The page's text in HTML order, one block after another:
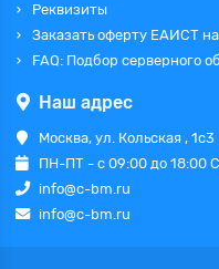
Реквизиты
Заказать оферту ЕАИСТ
FAQ: Подбор серверного
Наш адрес
Москва, ул. Кольская , 1с3
ПН-ПТ - с 09:00 до 18:00
info@c-bm.ru
info@c-bm.ru